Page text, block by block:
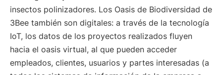
insectos polinizadores. Los Oasis de Biodiversidad de
3Bee también son digitales: a través de la tecnología
IoT, los datos de los proyectos realizados fluyen
hacia el oasis virtual, al que pueden acceder
empleados, clientes, usuarios y partes interesadas (a